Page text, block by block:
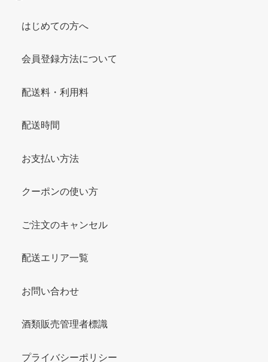
はじめての方へ
会員登録方法について
配送料・利用料
配送時間
お支払い方法
クーポンの使い方
ご注文のキャンセル
配送エリア一覧
お問い合わせ
酒類販売管理者標識
プライバシーポリシー